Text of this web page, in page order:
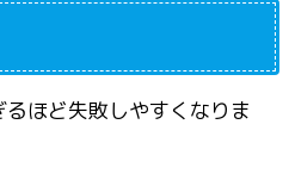
ほど失敗しやすくなりま